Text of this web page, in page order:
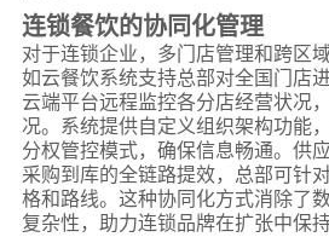
连锁餐饮的协同化管理
对于连锁企业，多门店管理和跨区
如云餐饮系统支持总部对全国门店
云端平台远程监控各分店经营状况
况。系统提供自定义组织架构功能
分权管控模式，确保信息畅通。供
采购到库的全链路提效，总部可针
格和路线。这种协同化方式消除了
复杂性，助力连锁品牌在扩张中保